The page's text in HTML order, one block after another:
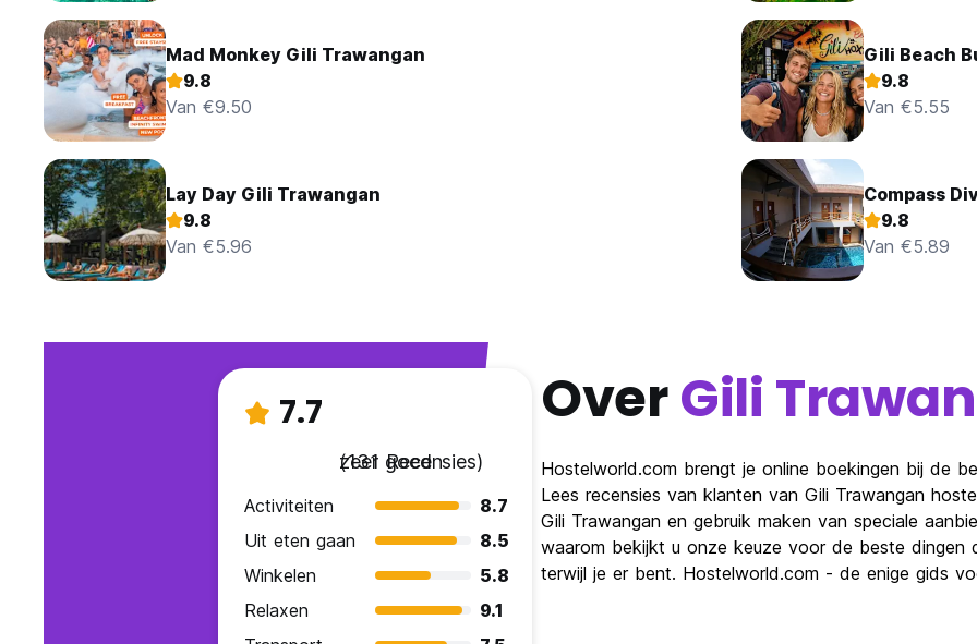
Mad Monkey Gili Trawangan
9.8
Van €9.50
Gili Beach
9.8
Van €5.55
Lay Day Gili Trawangan
9.8
Van €5.96
Compass
9.8
Van €5.89
7.7
zeer goed
(131 Recensies)
Activiteiten
8.7
Uit eten gaan
8.5
Winkelen
5.8
Relaxen
9.1
OverGili
Hostelworld.com brengt je online boekingen bij de
Lees recensies van klanten van Gili Trawangan
Gili Trawangan en gebruik maken van speciale
waarom bekijkt u onze keuze voor de beste dingen
terwijl je er bent. Hostelworld.com - de enige gids